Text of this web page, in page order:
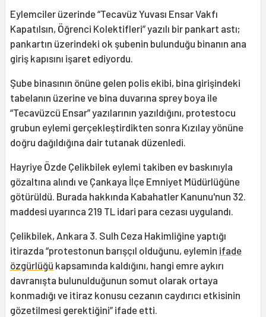
Eylemciler üzerinde “Tecavüz Yuvası Ensar Vakfı
Kapatılsın, Öğrenci Kolektifleri” yazılı bir pankart astı;
pankartın üzerindeki ok şubenin bulunduğu binanın ana
giriş kapısını işaret ediyordu.
Şube binasının önüne gelen polis ekibi, bina girişindeki
tabelanın üzerine ve bina duvarına sprey boya ile
“Tecavüzcü Ensar” yazılarının yazıldığını, protestocu
grubun eylemi gerçekleştirdikten sonra Kızılay yönüne
doğru dağıldığına dair tutanak düzenledi.
Hayriye Özde Çelikbilek eylemi takiben ev baskınıyla
gözaltına alındı ve Çankaya İlçe Emniyet Müdürlüğüne
götürüldü. Burada hakkında Kabahatler Kanunu'nun 32.
maddesi uyarınca 219 TL idari para cezası uygulandı.
Çelikbilek, Ankara 3. Sulh Ceza Hakimliğine yaptığı
itirazda “protestonun barışçıl olduğunu, eylemin ifade
özgürlüğü kapsamında kaldığını, hangi emre aykırı
davranışta bulunulduğunun somut olarak ortaya
konmadığı ve itiraz konusu cezanın caydırıcı etkisinin
gözetilmesi gerektiğini” ifade etti.